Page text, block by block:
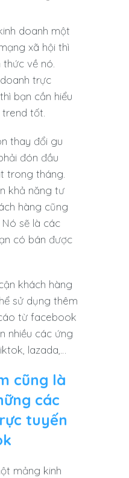
doanh một
xã hội thì
về nó.
trực
bạn cần hiểu
tốt.
thay đổi gu
đón đầu
trong tháng.
khả năng tư
hàng cũng
sẽ là các
có bán được
khách hàng
sử dụng thêm
từ facebook
nhiều các ứng
lazada,…
cũng là
các
tuyến
mảng kinh